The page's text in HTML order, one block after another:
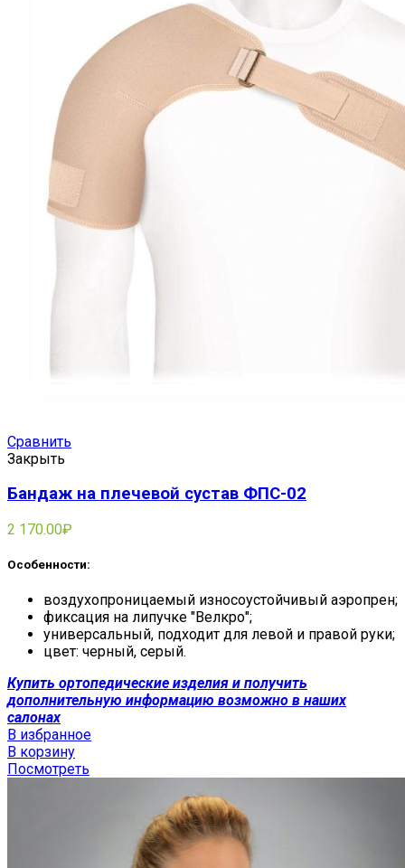
Сравнить
Закрыть
Бандаж на плечевой сустав ФПС-02
2 170.00₽
Особенности:
воздухопроницаемый износоустойчивый аэропрен;
фиксация на липучке "Велкро";
универсальный, подходит для левой и правой руки;
цвет: черный, серый.
Купить ортопедические изделия и получить
дополнительную информацию возможно в наших
салонах
В избранное
В корзину
Посмотреть